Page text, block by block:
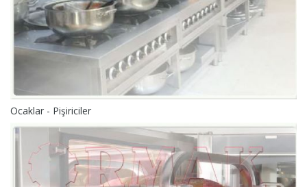
Ocaklar - Pişiriciler